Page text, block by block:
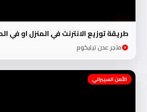
طريقة توزيع الانترنت في المنزل او في
متجر عدن تيليكوم
الأمن السيبراني